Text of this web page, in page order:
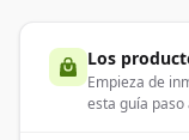
Los
Empieza de
esta guía paso